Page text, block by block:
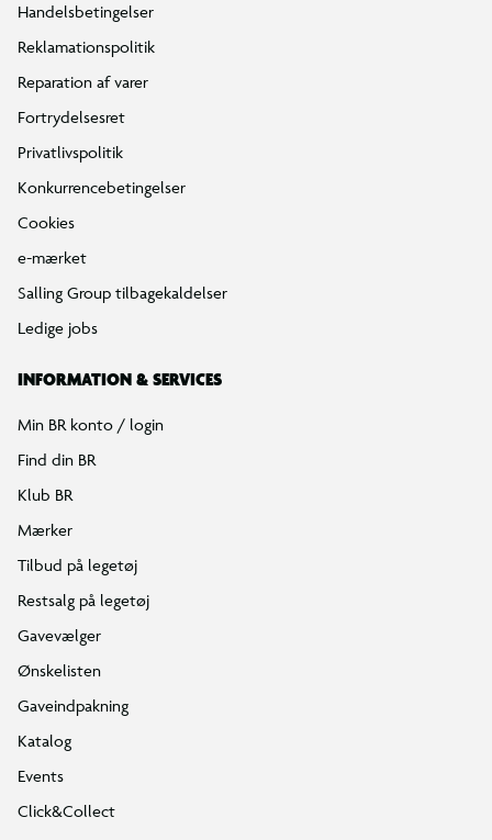
Handelsbetingelser
Reklamationspolitik
Reparation af varer
Fortrydelsesret
Privatlivspolitik
Konkurrencebetingelser
Cookies
e-mærket
Salling Group tilbagekaldelser
Ledige jobs
INFORMATION & SERVICES
Min BR konto / login
Find din BR
Klub BR
Mærker
Tilbud på legetøj
Restsalg på legetøj
Gavevælger
Ønskelisten
Gaveindpakning
Katalog
Events
Click&Collect